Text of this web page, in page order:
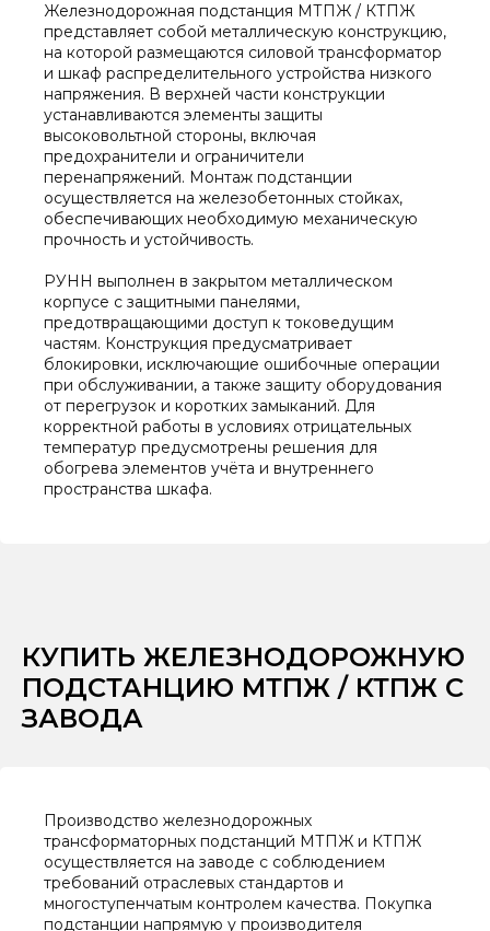
Железнодорожная подстанция МТПЖ / КТПЖ
представляет собой металлическую конструкцию,
на которой размещаются силовой трансформатор
и шкаф распределительного устройства низкого
напряжения. В верхней части конструкции
устанавливаются элементы защиты
высоковольтной стороны, включая
предохранители и ограничители
перенапряжений. Монтаж подстанции
осуществляется на железобетонных стойках,
обеспечивающих необходимую механическую
прочность и устойчивость.
РУНН выполнен в закрытом металлическом
корпусе с защитными панелями,
предотвращающими доступ к токоведущим
частям. Конструкция предусматривает
блокировки, исключающие ошибочные операции
при обслуживании, а также защиту оборудования
от перегрузок и коротких замыканий. Для
корректной работы в условиях отрицательных
температур предусмотрены решения для
обогрева элементов учёта и внутреннего
пространства шкафа.
КУПИТЬ ЖЕЛЕЗНОДОРОЖНУЮ
ПОДСТАНЦИЮ МТПЖ / КТПЖ С
ЗАВОДА
Производство железнодорожных
трансформаторных подстанций МТПЖ и КТПЖ
осуществляется на заводе с соблюдением
требований отраслевых стандартов и
многоступенчатым контролем качества. Покупка
подстанции напрямую у производителя